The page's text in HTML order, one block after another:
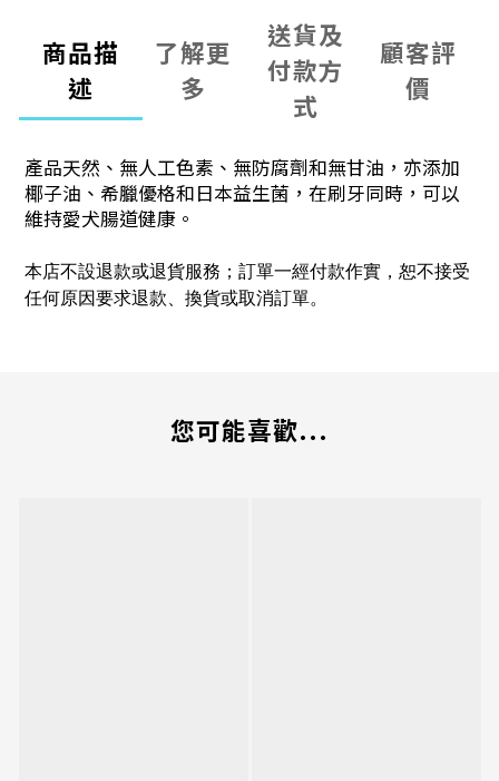
商品描
述
了解更
多
送貨及
付款方
式
顧客評
價
產品天然、 無人工色素、無防腐劑和無甘油，亦添加
椰子油、希臘優格和日本益生菌，在刷牙同時， 可以
維持愛犬腸道健康。
本店不設退款或退貨服務；訂單一經付款作實，恕不接受
任何原因要求退款、換貨或取消訂單。
您可能喜歡...